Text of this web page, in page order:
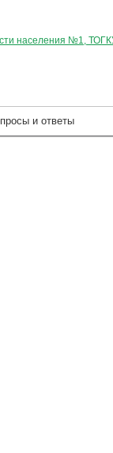
и ответы